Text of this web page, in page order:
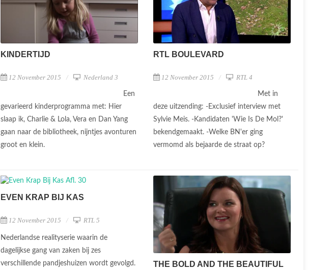
KINDERTIJD
12 November 2015 Nederland 3
Een
gevarieerd kinderprogramma met: Hier
slaap ik, Charlie & Lola, Vera en Dan Yang
gaan naar de bibliotheek, nijntjes avonturen
groot en klein.
RTL BOULEVARD
12 November 2015 RTL 4
Met in
deze uitzending: -Exclusief interview met
Sylvie Meis. -Kandidaten 'Wie Is De Mol?'
bekendgemaakt. -Welke BN'er ging
vermomd als bejaarde de straat op?
EVEN KRAP BIJ KAS
12 November 2015 RTL 5
Nederlandse realityserie waarin de
dagelijkse gang van zaken bij zes
verschillende pandjeshuizen wordt gevolgd.
THE BOLD AND THE BEAUTIFUL